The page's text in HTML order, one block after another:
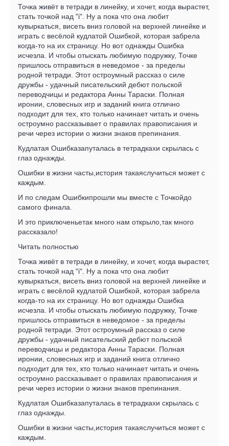
Точка живёт в тетради в линейку, и хочет, когда вырастет,
стать точкой над "i". Ну а пока что она любит
кувыркаться, висеть вниз головой на верхней линейке и
играть с весёлой кудлатой Ошибкой, которая забрела
когда-то на их страницу. Но вот однажды Ошибка
исчезла. И чтобы отыскать любимую подружку, Точке
пришлось отправиться в неведомое - за пределы
родной тетради. Этот остроумный рассказ о силе
дружбы - удачный писательский дебют польской
переводчицы и редактора Анны Тараски. Полная
иронии, словесных игр и заданий книга отлично
подходит для тех, кто только начинает читать и очень
остроумно рассказывает о правилах правописания и
речи через истории о жизни знаков препинания.
Кудлатая Ошибказапуталась в тетрадкахи скрылась с
глаз однажды.
Ошибки в жизни часты,история такаяслучиться может с
каждым.
И по следам Ошибкипрошли мы вместе с Точкойдо
самого финала.
И это приключеньетак много нам открыло,так много
рассказало!
Читать полностью
Точка живёт в тетради в линейку, и хочет, когда вырастет,
стать точкой над "i". Ну а пока что она любит
кувыркаться, висеть вниз головой на верхней линейке и
играть с весёлой кудлатой Ошибкой, которая забрела
когда-то на их страницу. Но вот однажды Ошибка
исчезла. И чтобы отыскать любимую подружку, Точке
пришлось отправиться в неведомое - за пределы
родной тетради. Этот остроумный рассказ о силе
дружбы - удачный писательский дебют польской
переводчицы и редактора Анны Тараски. Полная
иронии, словесных игр и заданий книга отлично
подходит для тех, кто только начинает читать и очень
остроумно рассказывает о правилах правописания и
речи через истории о жизни знаков препинания.
Кудлатая Ошибказапуталась в тетрадкахи скрылась с
глаз однажды.
Ошибки в жизни часты,история такаяслучиться может с
каждым.